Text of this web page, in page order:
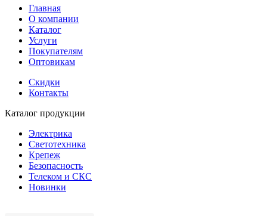
Главная
О компании
Каталог
Услуги
Покупателям
Оптовикам
Скидки
Контакты
Каталог продукции
Электрика
Светотехника
Крепеж
Безопасность
Телеком и СКС
Новинки